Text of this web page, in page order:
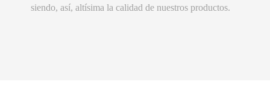
siendo, así, altísima la calidad de nuestros productos.